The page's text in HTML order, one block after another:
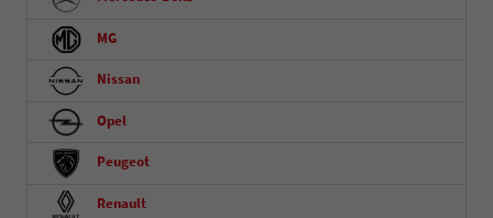
MG
Nissan
Opel
Peugeot
Renault